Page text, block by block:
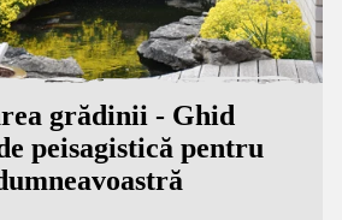
grădinii - Ghid
peisagistică pentru